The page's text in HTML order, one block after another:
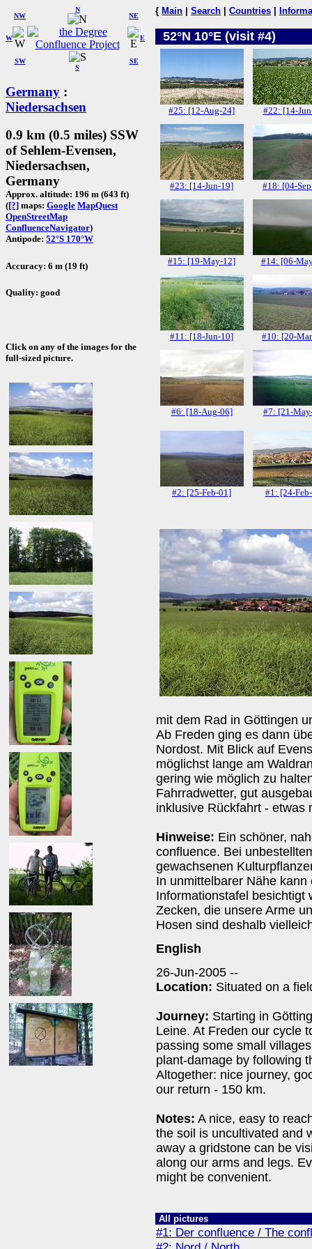
W
NW
N
NE
SW
S
SE
E
Germany :
Niedersachsen
0.9 km (0.5 miles) SSW
of Sehlem-Evensen,
Niedersachsen,
Germany
Approx. altitude: 196 m (643 ft)
([?] maps: Google MapQuest
OpenStreetMap
ConfluenceNavigator)
Antipode: 52°S 170°W
Accuracy: 6 m (19 ft)
Quality: good
Click on any of the images for the
full-sized picture.
{ Main Search Countries
52°N 10°E (visit #4)
#25: [12-Aug-24] #22: [14-
#23: [14-Jun-19] #18: [04-
#15: [19-May-12] #14: [06-
#11: [18-Jun-10] #10: [20-
#6: [18-Aug-06] #7: [21-
#2: [25-Feb-01] #1: [24-
mit dem Rad in Göttingen
Ab Freden ging es dann
Nordost. Mit Blick auf
möglichst lange am
gering wie möglich zu
Fahrradwetter, gut
inklusive Rückfahrt - etwas
Hinweise: Ein schöner,
confluence. Bei
gewachsenen
In unmittelbarer Nähe
Informationstafel besichtigt
Zecken, die unsere Arme
Hosen sind deshalb
English
26-Jun-2005 --
Location: Situated on a
Journey: Starting in
Leine. At Freden our cycle
passing some small
plant-damage by following
Altogether: nice journey,
our return - 150 km.
Notes: A nice, easy to
the soil is uncultivated and
away a gridstone can be
along our arms and legs.
might be convenient.
All pictures
#1: Der confluence / The